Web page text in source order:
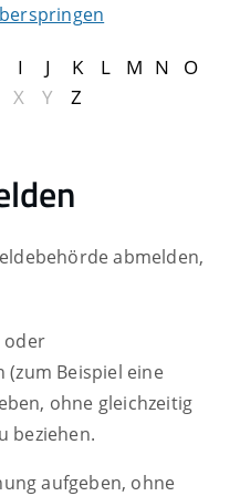
I J K L M N
O
X Y Z
abmelden,
oder
(zum Beispiel eine
ohne gleichzeitig
beziehen.
aufgeben, ohne